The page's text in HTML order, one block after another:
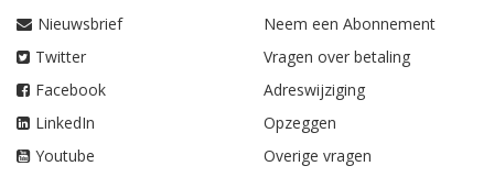
Nieuwsbrief
Twitter
Facebook
LinkedIn
Youtube
Neem een Abonnement
Vragen over betaling
Adreswijziging
Opzeggen
Overige vragen